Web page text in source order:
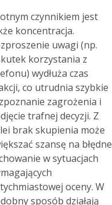
czynnikiem jest
koncentracja.
uwagi (np.
korzystania z
wydłuża czas
co utrudnia szybkie
zagrożenia i
trafnej decyzji. Z
brak skupienia może
szansę na błędne
w sytuacjach
oceny. W
sposób działają